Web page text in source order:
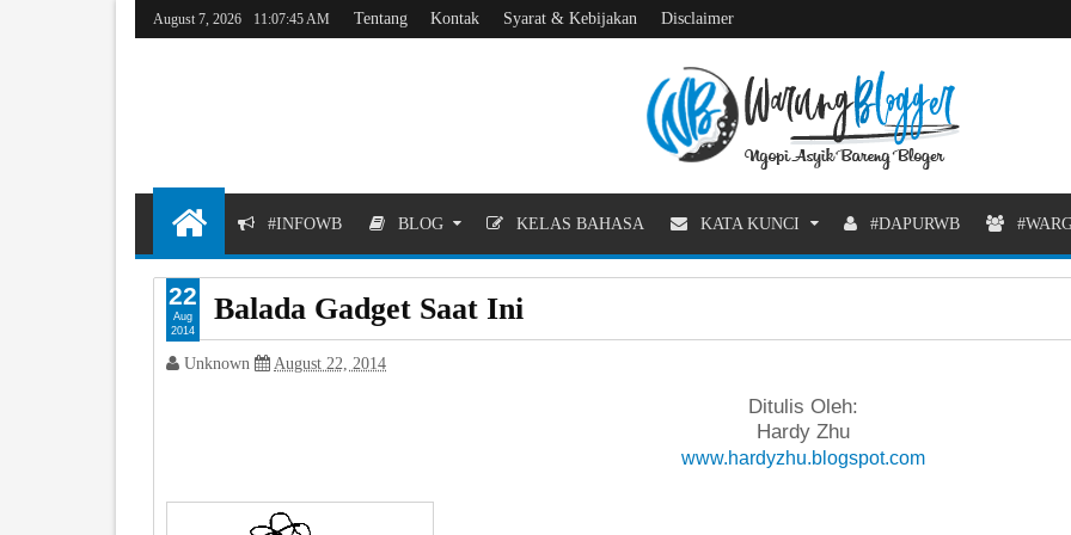
August 7, 2026 11:07:45 AM Tentang Kontak Syarat & Kebijakan Disclaimer
#INFOWB BLOG KELAS BAHASA KATA KUNCI #DAPURWB
Balada Gadget Saat Ini
Unknown August 22, 2014
Ditulis Oleh:
Hardy Zhu
www.hardyzhu.blogspot.com
22
Aug
2014